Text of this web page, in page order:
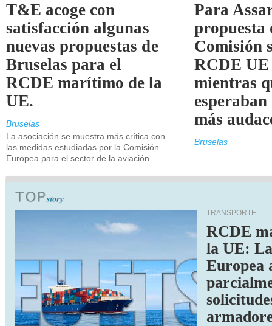
T&E acoge con
satisfacción algunas
nuevas propuestas de
Bruselas para el
RCDE marítimo de la
UE.
Bruselas
La asociación se muestra más crítica con
las medidas estudiadas por la Comisión
Europea para el sector de la aviación.
Para
propuesta
Comisión
RCDE
mientras
más
Bruselas
TRANSPORTE
RCDE
la UE:
Europea